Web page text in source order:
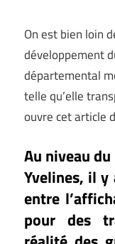
On est bien loin
développement
départemental
telle qu’elle
ouvre cet article
Au niveau
Yvelines, il
entre
pour des